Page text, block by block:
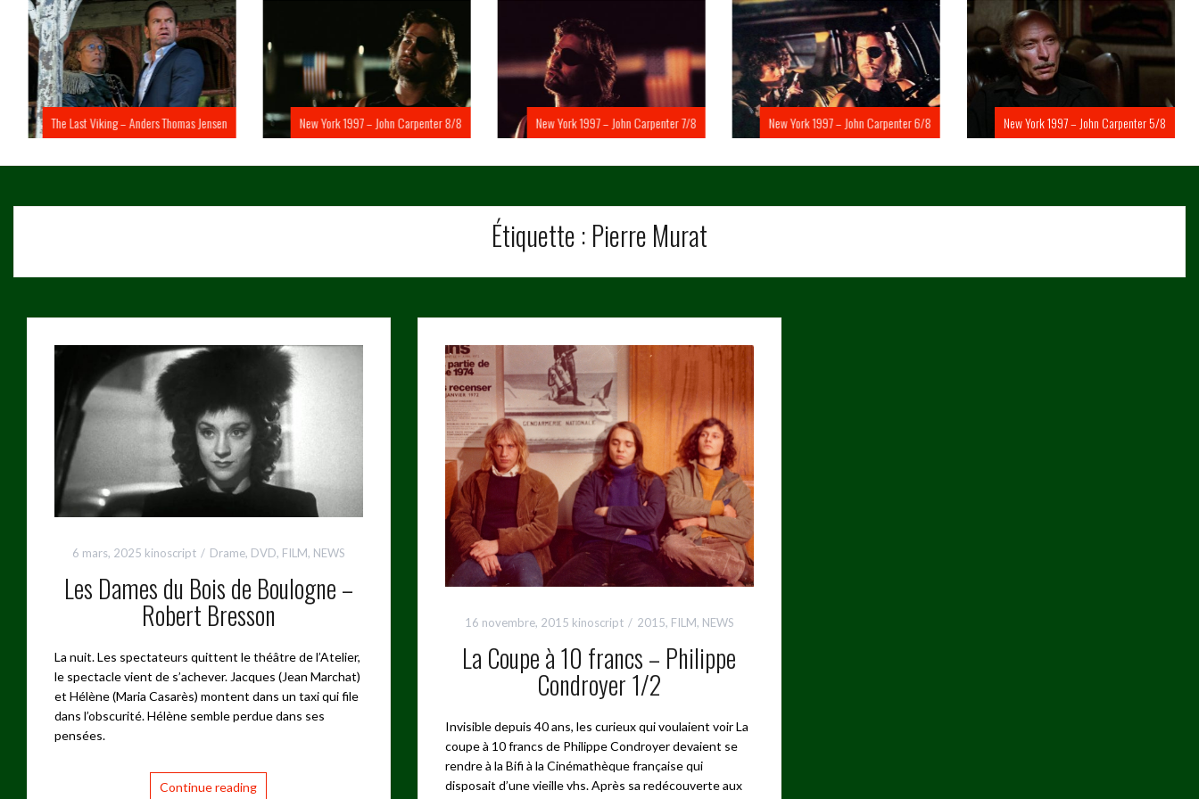
The Last Viking – Anders Thomas Jensen New York 1997 – John Carpenter 8/8 New York 1997 – John Carpenter 7/8 New York 1997 – John Carpenter 6/8 New York 1997 – John Carpenter 5/8
Étiquette : Pierre Murat
6 mars, 2025 kinoscript Drame, DVD, FILM, NEWS
Les Dames du Bois de Boulogne –
Robert Bresson
La nuit. Les spectateurs quittent le théâtre de l’Atelier,
le spectacle vient de s’achever. Jacques (Jean Marchat)
et Hélène (Maria Casarès) montent dans un taxi qui file
dans l’obscurité. Hélène semble perdue dans ses
pensées.
Continue reading
16 novembre, 2015 kinoscript 2015, FILM, NEWS
La Coupe à 10 francs – Philippe
Condroyer 1/2
Invisible depuis 40 ans, les curieux qui voulaient voir La
coupe à 10 francs de Philippe Condroyer devaient se
rendre à la Bifi à la Cinémathèque française qui
disposait d’une vieille vhs. Après sa redécouverte aux